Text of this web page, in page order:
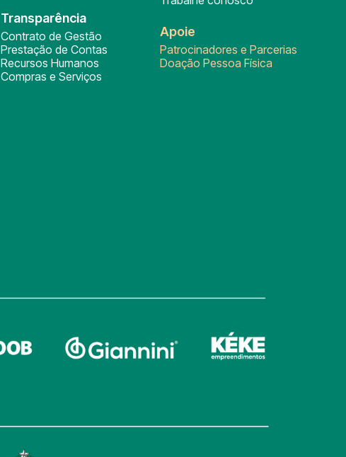
Transparência
Contrato de Gestão
Prestação de Contas
Recursos Humanos
Compras e Serviços
Apoie
Patrocinadores e Parcerias
Doação Pessoa Física